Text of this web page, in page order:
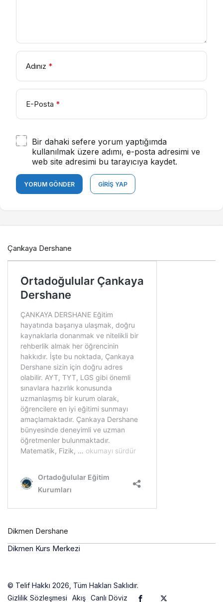
Adınız *
E-Posta *
Bir dahaki sefere yorum yaptığımda
kullanılmak üzere adımı, e-posta adresimi ve
web site adresimi bu tarayıcıya kaydet.
YORUM GÖNDER GIRIŞ YAP
Çankaya Dershane
Dikmen Dershane
Dikmen Kurs Merkezi
© Telif Hakkı 2026, Tüm Hakları Saklıdır.
Gizlilik Sözleşmesi
Akış Canlı Döviz